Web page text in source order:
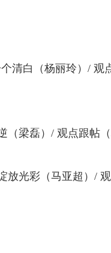
清白（杨丽玲）/观
（梁磊）/观点跟帖
放光彩（马亚超）/